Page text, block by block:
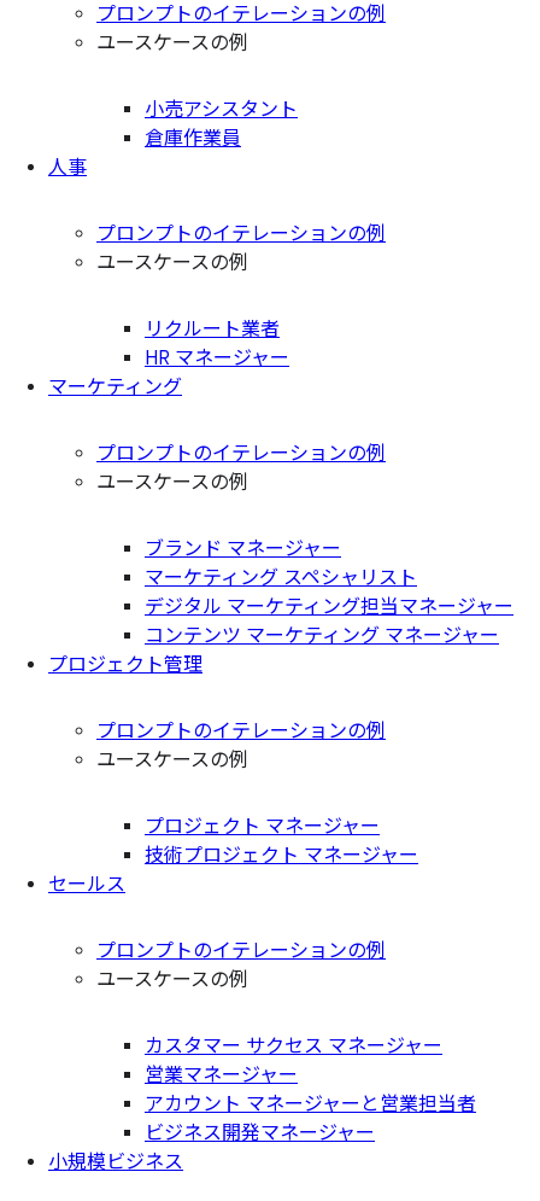
プロンプトのイテレーションの例
ユースケースの例
小売アシスタント
倉庫作業員
人事
プロンプトのイテレーションの例
ユースケースの例
リクルート業者
HR マネージャー
マーケティング
プロンプトのイテレーションの例
ユースケースの例
ブランド マネージャー
マーケティング スペシャリスト
デジタル マーケティング担当マネージャー
コンテンツ マーケティング マネージャー
プロジェクト管理
プロンプトのイテレーションの例
ユースケースの例
プロジェクト マネージャー
技術プロジェクト マネージャー
セールス
プロンプトのイテレーションの例
ユースケースの例
カスタマー サクセス マネージャー
営業マネージャー
アカウント マネージャーと営業担当者
ビジネス開発マネージャー
小規模ビジネス